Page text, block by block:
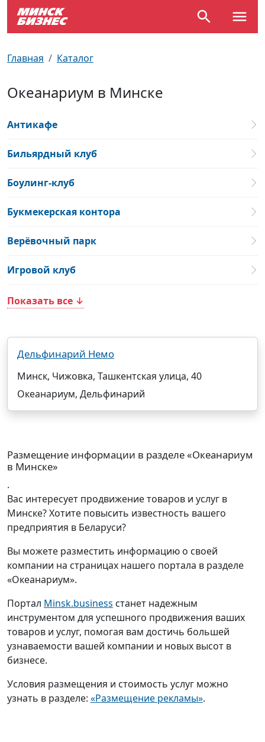
Главная Каталог
Океанариум в Минске
Антикафе
Бильярдный клуб
Боулинг-клуб
Букмекерская контора
Верёвочный парк
Игровой клуб
Показать все ↓
Дельфинарий Немо
Минск, Чижовка, Ташкентская улица, 40
Океанариум, Дельфинарий
Размещение информации в разделе «Океанариум
в Минске»
.
Вас интересует продвижение товаров и услуг в
Минске? Хотите повысить известность вашего
предприятия в Беларуси?
Вы можете разместить информацию о своей
компании на страницах нашего портала в разделе
«Океанариум».
Портал Minsk.business станет надежным
инструментом для успешного продвижения ваших
товаров и услуг, помогая вам достичь большей
узнаваемости вашей компании и новых высот в
бизнесе.
Условия размещения и стоимость услуг можно
узнать в разделе: «Размещение рекламы».